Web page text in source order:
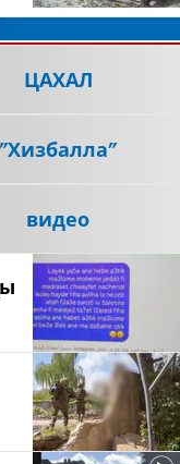
ЦАХАЛ
"Хизбалла"
видео